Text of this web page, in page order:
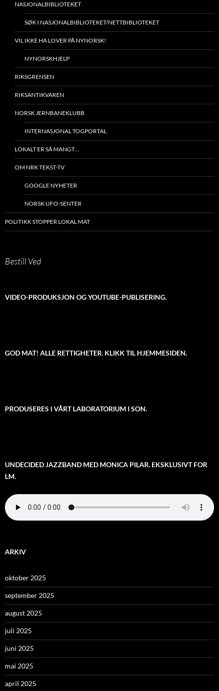
NASJONALBIBLIOTEKET
SØK I NASJONALBIBLIOTEKET/NETTBIBLIOTEKET
VIL IKKE HA LOVER PÅ NYNORSK!
NYNORSKHJELP
RIKSGRENSEN
RIKSANTIKVAREN
NORSK JERNBANEKLUBB
INTERNASJONAL TOGPORTAL
LOKALT ER SÅ MANGT…
OM NRK TEKST-TV
GOOGLE NYHETER
NORSK UFO-SENTER
POLITIKK STOPPER LOKAL MAT
Bestill Ved
VIDEO-PRODUKSJON OG YOUTUBE-PUBLISERING.
GOD MAT! ALLE RETTIGHETER. KLIKK TIL HJEMMESIDEN.
PRODUSERES I VÅRT LABORATORIUM I SON.
UNDECIDED JAZZBAND MED MONICA PILAR. EKSKLUSIVT FOR
LM.
ARKIV
oktober 2025
september 2025
august 2025
juli 2025
juni 2025
mai 2025
april 2025